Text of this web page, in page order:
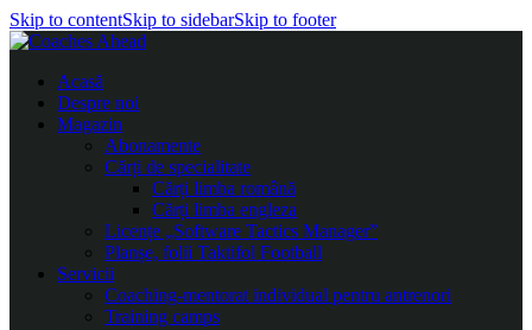
Skip to contentSkip to sidebarSkip to footer
Acasă
Despre noi
Magazin
Abonamente
Cărți de specialitate
Cărți limba română
Cărți limba engleza
Licențe „Software Tactics Manager”
Planșe, folii Taktifol Football
Servicii
Coaching-mentorat individual pentru antrenori
Training camps